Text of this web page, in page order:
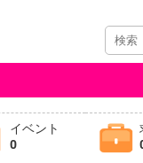
イベント
0